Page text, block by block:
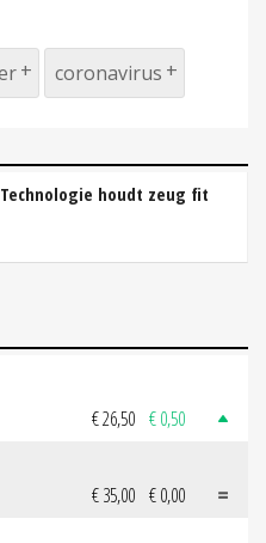
coronavirus
houdt zeug fit
€ 26,50 € 0,50
€ 35,00 € 0,00